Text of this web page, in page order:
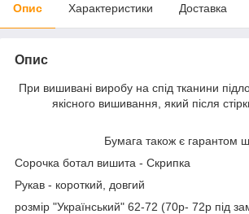
Опис Характеристики Доставка
Опис
При вишивані виробу на спід тканини
якісного вишивання, який після
Бумага також є гарантом
Сорочка ботал вишита - Скрипка
Рукав - короткий, довгий
розмір "Український" 62-72 (70р- 72р під